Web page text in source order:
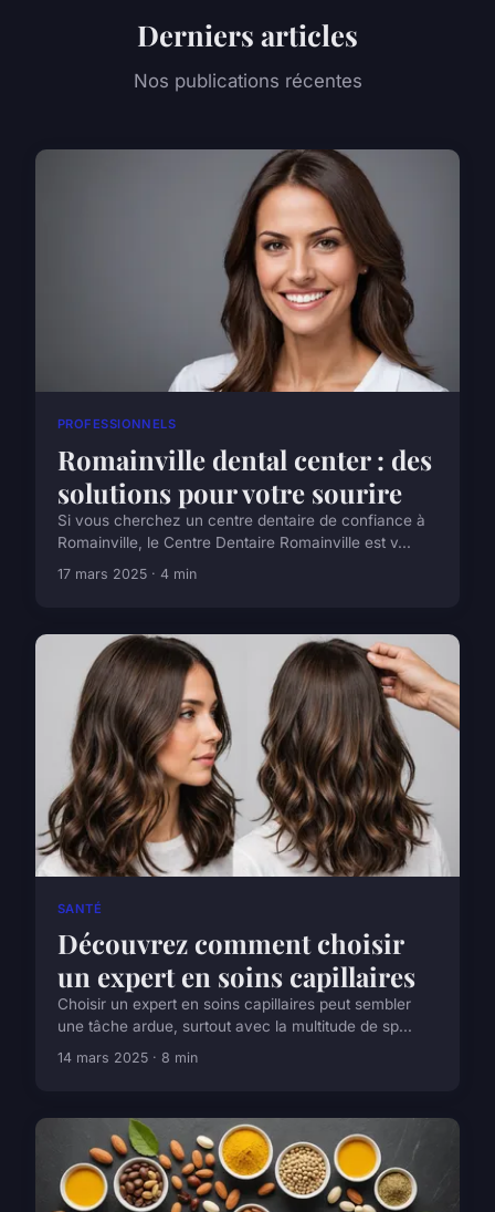
Derniers articles
Nos publications récentes
PROFESSIONNELS
Romainville dental center : des
solutions pour votre sourire
Si vous cherchez un centre dentaire de confiance à
Romainville, le Centre Dentaire Romainville est v...
17 mars 2025 · 4 min
SANTÉ
Découvrez comment choisir
un expert en soins capillaires
Choisir un expert en soins capillaires peut sembler
une tâche ardue, surtout avec la multitude de sp...
14 mars 2025 · 8 min